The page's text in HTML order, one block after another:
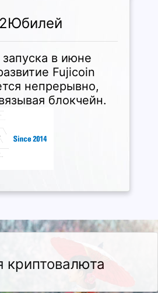
в июне
Fujicoin
непрерывно,
блокчейн.
криптовалюта